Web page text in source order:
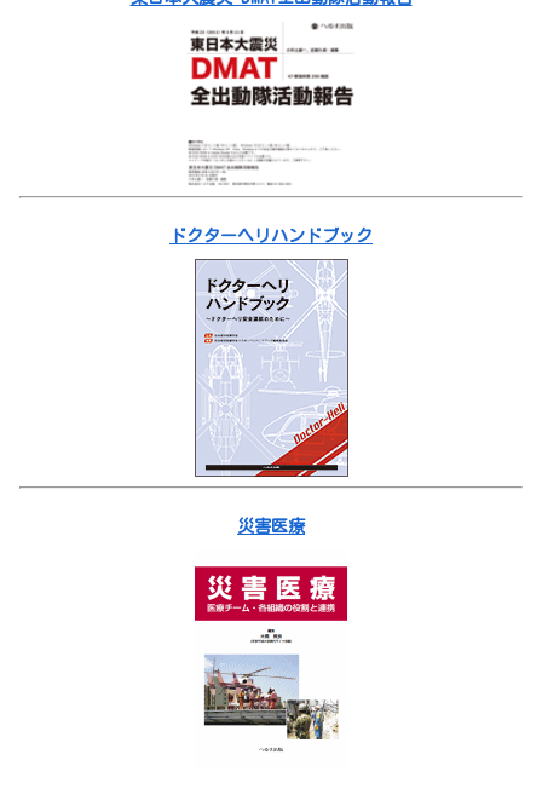
ドクターヘリハンドブック
災害医療